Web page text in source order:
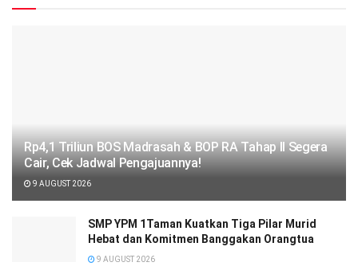
Rp4,1 Triliun BOS Madrasah & BOP RA Tahap II Segera
Cair, Cek Jadwal Pengajuannya!
9 AUGUST 2026
SMP YPM 1Taman Kuatkan Tiga Pilar Murid
Hebat dan Komitmen Banggakan Orangtua
9 AUGUST 2026